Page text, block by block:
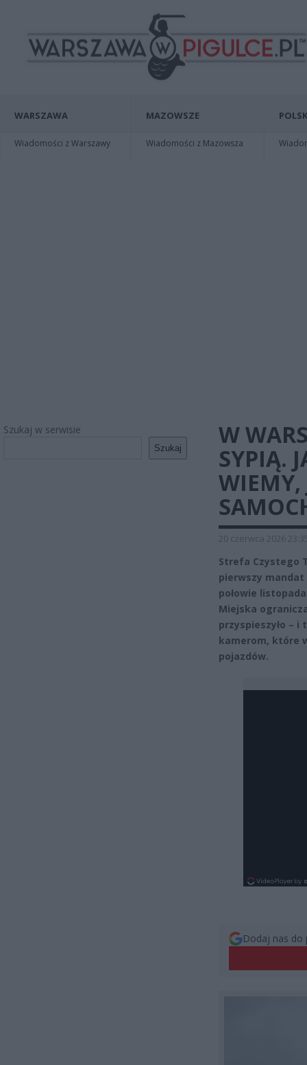
WARSZAWA
Wiadomości z Warszawy
MAZOWSZE
Wiadomości z Mazowsza
Szukaj w serwisie
Szukaj
W
SYPIĄ.
WIEMY,
20 czerwca 2026
Strefa Czystego
pierwszy mandat
połowie
Miejska
przyspieszyło –
kamerom, które
pojazdów.
Dodaj nas do